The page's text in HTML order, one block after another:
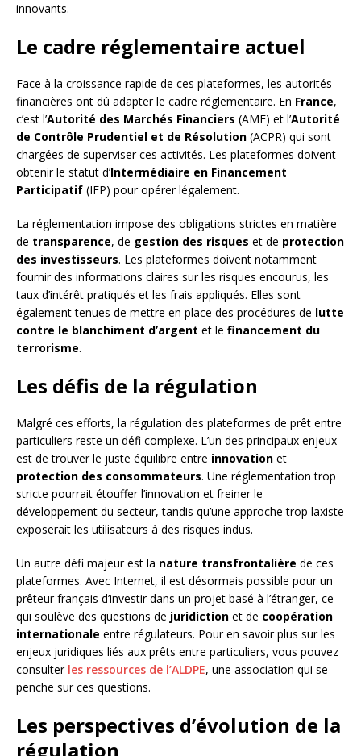
innovants.
Le cadre réglementaire actuel
Face à la croissance rapide de ces plateformes, les autorités
financières ont dû adapter le cadre réglementaire. En France,
c’est l’Autorité des Marchés Financiers (AMF) et l’Autorité
de Contrôle Prudentiel et de Résolution (ACPR) qui sont
chargées de superviser ces activités. Les plateformes doivent
obtenir le statut d’Intermédiaire en Financement
Participatif (IFP) pour opérer légalement.
La réglementation impose des obligations strictes en matière
de transparence, de gestion des risques et de protection
des investisseurs. Les plateformes doivent notamment
fournir des informations claires sur les risques encourus, les
taux d’intérêt pratiqués et les frais appliqués. Elles sont
également tenues de mettre en place des procédures de lutte
contre le blanchiment d’argent et le financement du
terrorisme.
Les défis de la régulation
Malgré ces efforts, la régulation des plateformes de prêt entre
particuliers reste un défi complexe. L’un des principaux enjeux
est de trouver le juste équilibre entre innovation et
protection des consommateurs. Une réglementation trop
stricte pourrait étouffer l’innovation et freiner le
développement du secteur, tandis qu’une approche trop laxiste
exposerait les utilisateurs à des risques indus.
Un autre défi majeur est la nature transfrontalière de ces
plateformes. Avec Internet, il est désormais possible pour un
prêteur français d’investir dans un projet basé à l’étranger, ce
qui soulève des questions de juridiction et de coopération
internationale entre régulateurs. Pour en savoir plus sur les
enjeux juridiques liés aux prêts entre particuliers, vous pouvez
consulter les ressources de l’ALDPE, une association qui se
penche sur ces questions.
Les perspectives d’évolution de la
régulation